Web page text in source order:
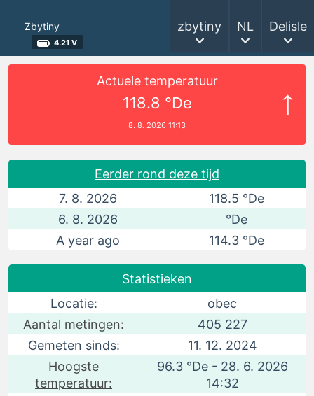
Zbytiny
4.21 V
zbytiny NL Delisle
Actuele temperatuur
118.8 °De
8. 8. 2026 11:13
Eerder rond deze tijd
7. 8. 2026
118.5 °De
6. 8. 2026
°De
A year ago
114.3 °De
Statistieken
Locatie:
obec
Aantal metingen:
405 227
Gemeten sinds:
11. 12. 2024
Hoogste
temperatuur:
96.3 °De - 28. 6. 2026
14:32